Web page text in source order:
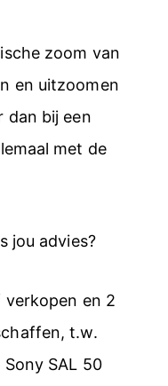
zoom van
en uitzoomen
dan bij een
met de
jou advies?
en 2
t.w.
SAL 50